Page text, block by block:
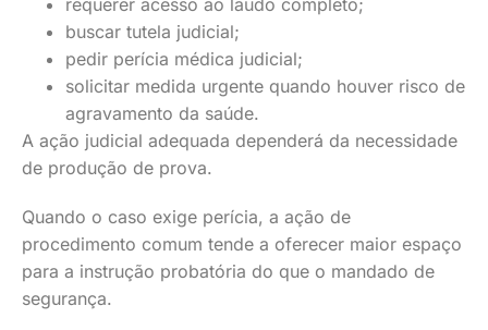
requerer acesso ao laudo completo;
buscar tutela judicial;
pedir perícia médica judicial;
solicitar medida urgente quando houver risco de
agravamento da saúde.
A ação judicial adequada dependerá da necessidade
de produção de prova.
Quando o caso exige perícia, a ação de
procedimento comum tende a oferecer maior espaço
para a instrução probatória do que o mandado de
segurança.